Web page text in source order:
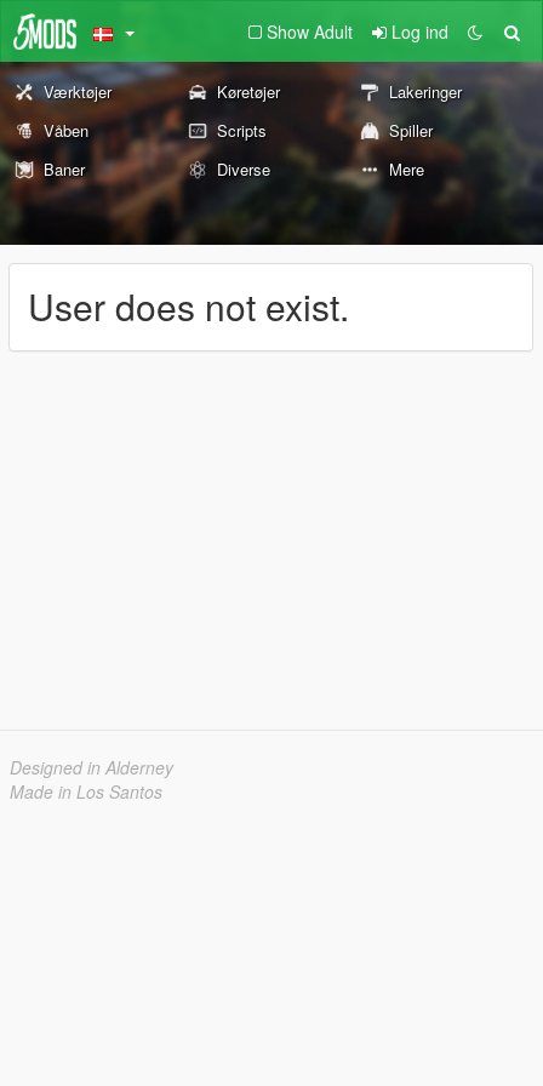
Show Adult Log ind
Værktøjer Køretøjer
Lakeringer
Våben
Scripts
Spiller
Baner
Diverse Mere
User does not exist.
Designed in Alderney
Made in Los Santos